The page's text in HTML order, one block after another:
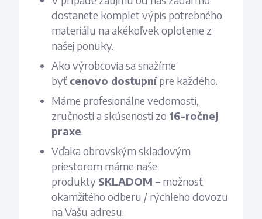
dostanete komplet výpis potrebného
materiálu na akékoľvek oplotenie z
našej ponuky.
Ako výrobcovia sa snažíme
byť cenovo dostupnípre každého.
Máme profesionálne vedomosti,
zručnosti a skúsenosti zo 16-ročnej
praxe.
Vďaka obrovským skladovým
priestorom máme naše
produkty SKLADOM – možnosť
okamžitého odberu / rýchleho dovozu
na Vašu adresu.